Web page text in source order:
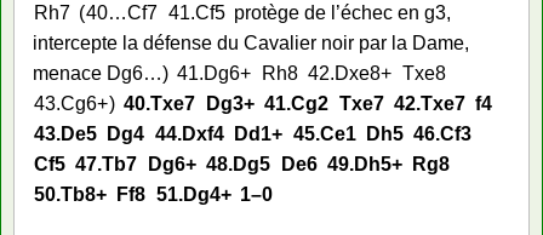
Rh7
40…Cf7 41.Cf5 protège de l’échec en g3,
intercepte la défense du Cavalier noir par la Dame,
menace Dg6…
41.Dg6+ Rh8 42.Dxe8+ Txe8
43.Cg6+ 40.Txe7 Dg3+ 41.Cg2 Txe7 42.Txe7 f4
43.De5 Dg4 44.Dxf4 Dd1+ 45.Ce1 Dh5 46.Cf3
Cf5 47.Tb7 Dg6+ 48.Dg5 De6 49.Dh5+
Rg8
50.Tb8+ Ff8 51.Dg4+ 1–0